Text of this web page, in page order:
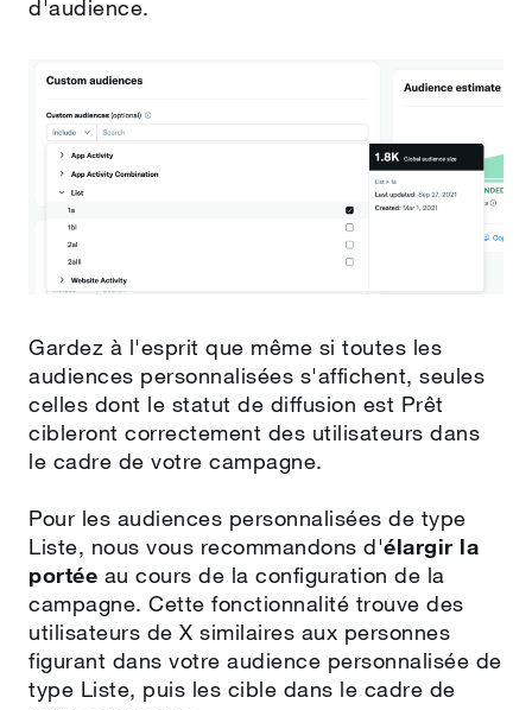
d'audience.
Gardez à l'esprit que même si toutes les
audiences personnalisées s'affichent, seules
celles dont le statut de diffusion est Prêt
cibleront correctement des utilisateurs dans
le cadre de votre campagne.
Pour les audiences personnalisées de type
Liste, nous vous recommandons d'élargir la
portée au cours de la configuration de la
campagne. Cette fonctionnalité trouve des
utilisateurs de X similaires aux personnes
figurant dans votre audience personnalisée de
type Liste, puis les cible dans le cadre de